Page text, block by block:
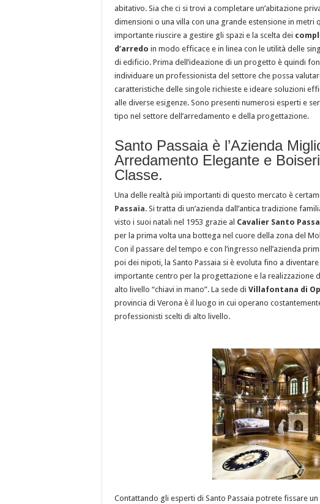
abitativo. Sia che ci si trovi a completare un’abitazione
dimensioni o una villa con una grande estensione in metri
importante riuscire a gestire gli spazi e la scelta dei
d’arredo in modo efficace e in linea con le utilità delle
di edificio. Prima dell’ideazione di un progetto è quindi
individuare un professionista del settore che possa
caratteristiche delle singole richieste e ideare soluzioni
alle diverse esigenze. Sono presenti numerosi esperti e
tipo nel settore dell’arredamento e della progettazione.
Santo Passaia è l’Azienda
Arredamento Elegante e
Classe.
Una delle realtà più importanti di questo mercato è
Passaia. Si tratta di un’azienda dall’antica tradizione
visto i suoi natali nel 1953 grazie al Cavalier Santo
per la prima volta una bottega nel cuore della zona del
Con il passare del tempo e con l’ingresso nell’azienda
poi dei nipoti, la Santo Passaia si è evoluta fino a diventare
importante centro per la progettazione e la realizzazione
alto livello “chiavi in mano”. La sede di Villafontana di
provincia di Verona è il luogo in cui operano
professionisti scelti di alto livello.
Contattando gli esperti di Santo Passaia potrete fissare